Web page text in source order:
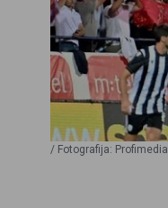
/ Fotografija: Profimedia